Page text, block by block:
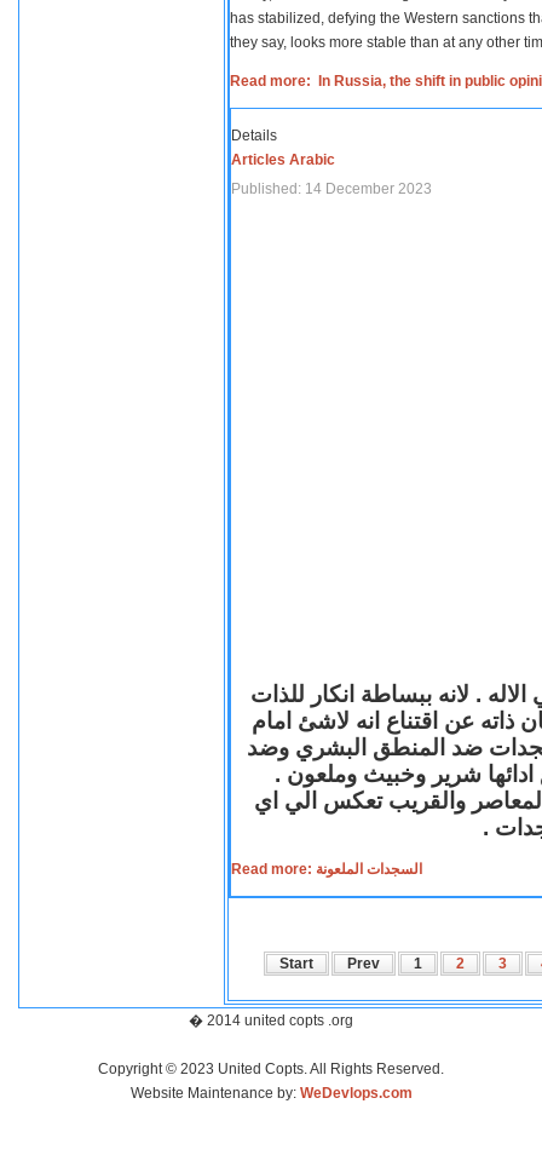
has stabilized, defying the Western sanctions
they say, looks more stable than at any other
Read more: In Russia, the shift in public
Details
Articles Arabic
Published: 14 December 2023
. لانه ببساطة انكار للذات
ذاته عن اقتناع انه لاشئ امام
ضد المنطق البشري وضد
ادائها شرير وخبيث وملعون .
المعاصر والقريب تعكس الي اي
.
Read more: السجدات الملعونة
Start Prev 1 2 3
� 2014 united copts .org
Copyright © 2023 United Copts. All Rights Reserved.
Website Maintenance by: WeDevlops.com